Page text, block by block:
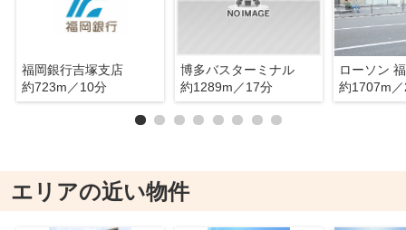
福岡銀行吉塚支店
約723m／10分
博多バスターミナル
約1289m／17分
約1707m
エリアの近い物件